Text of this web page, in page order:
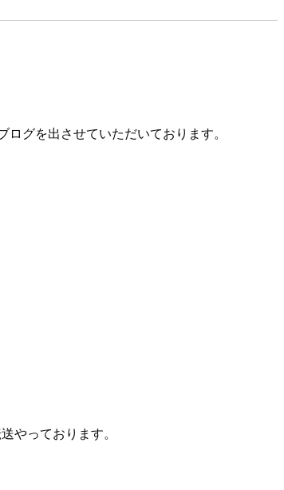
グを出させていただいております。
やっております。